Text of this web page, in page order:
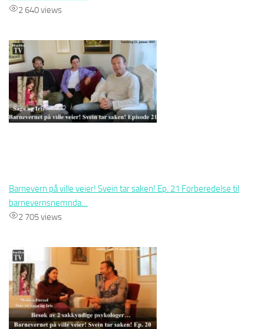
2 640 views
Barnevern på ville veier! Svein tar saken! Ep. 21 Forberedelse til
barnevernsnemnda…
2 705 views